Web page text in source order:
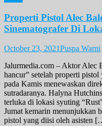
Properti Pistol Alec
Sinematografer Di
October 23, 2021Puspa Warni
Jalurmedia.com – Aktor Alec
hancur” setelah properti
pada Kamis menewaskan
sutradaranya. Halyna
terluka di lokasi syuting
Jumat kemarin menunjukkan
pistol yang diisi oleh asisten